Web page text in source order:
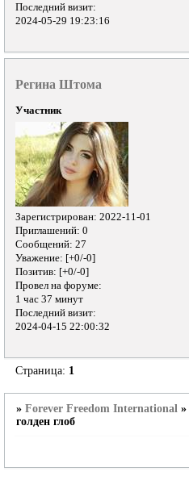
Последний визит:
2024-05-29 19:23:16
Регина Штома
Участник
Зарегистрирован: 2022-11-01
Приглашений: 0
Сообщений: 27
Уважение: [+0/-0]
Позитив: [+0/-0]
Провел на форуме:
1 час 37 минут
Последний визит:
2024-04-15 22:00:32
Страница: 1
» Forever Freedom International »
голден глоб